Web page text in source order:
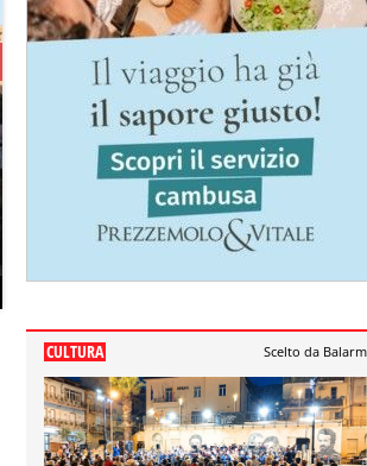
CULTURA Scelto da Balarm